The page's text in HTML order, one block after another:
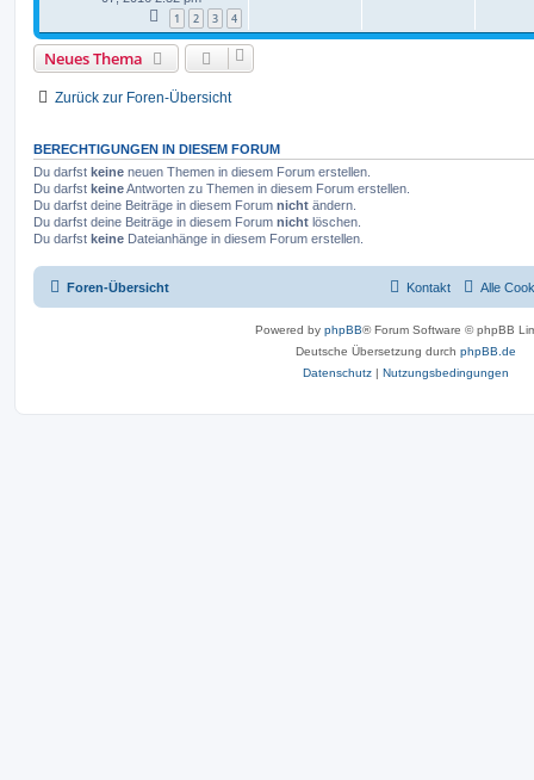
1 2 3 4
Neues Thema
Zurück zur Foren-Übersicht
BERECHTIGUNGEN IN DIESEM FORUM
Du darfst keine neuen Themen in diesem Forum erstellen.
Du darfst keineAntworten zu Themen in diesem Forum erstellen.
Du darfst deine Beiträge in diesem Forum nicht ändern.
Du darfst deine Beiträge in diesem Forum nicht löschen.
Du darfst keine Dateianhänge in diesem Forum erstellen.
Foren-Übersicht Alle
Kontakt
Powered by phpBB® Forum Software © phpBB
Deutsche Übersetzung durch phpBB.de
Datenschutz | Nutzungsbedingungen